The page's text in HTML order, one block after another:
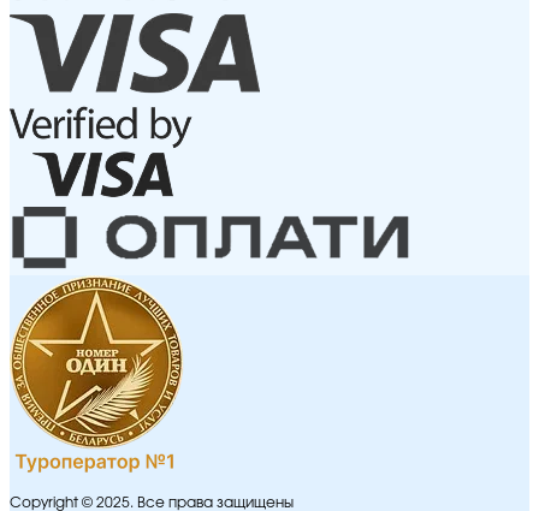
Copyright © 2025. Все права защищены